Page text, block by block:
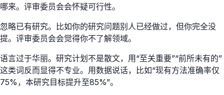
哪来。评审委员会会怀疑可行性。
忽略已有研究。比如你的研究问题别人已经做过，但你完全没
提。评审委员会会觉得你不了解领域。
语言过于华丽。研究计划不是散文，用“至关重要”“前所未有的”
这类词反而显得不专业。用数据说话，比如“现有方法准确率仅
75%，本研究目标提升至85%”。